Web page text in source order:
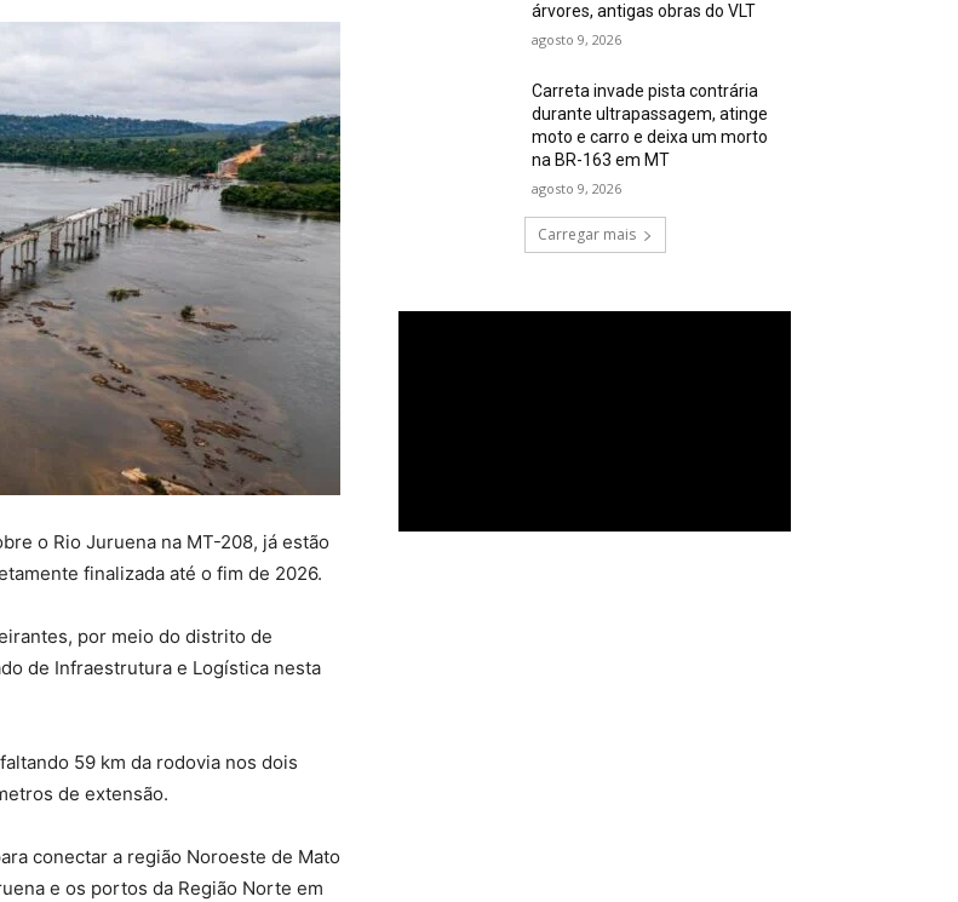
o Rio Juruena na MT-208, já estão
finalizada até o fim de 2026.
por meio do distrito de
de Infraestrutura e Logística nesta
59 km da rodovia nos dois
de extensão.
conectar a região Noroeste de Mato
e os portos da Região Norte em
árvores, antigas obras do VLT
agosto 9, 2026
Carreta invade pista contrária
durante ultrapassagem, atinge
moto e carro e deixa um morto
na BR-163 em MT
agosto 9, 2026
Carregar mais